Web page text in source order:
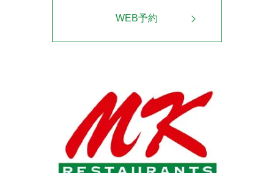
WEB予約